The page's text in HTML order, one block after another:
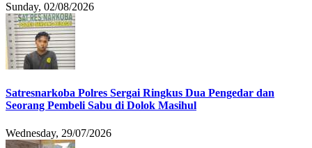
Sunday, 02/08/2026
Satresnarkoba Polres Sergai Ringkus Dua Pengedar dan
Seorang Pembeli Sabu di Dolok Masihul
Wednesday, 29/07/2026